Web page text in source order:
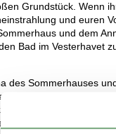
Grundstück. Wenn
und euren
und dem
Bad im Vesterhavet
des Sommerhauses
als auch der
Spielen,
von Løkken